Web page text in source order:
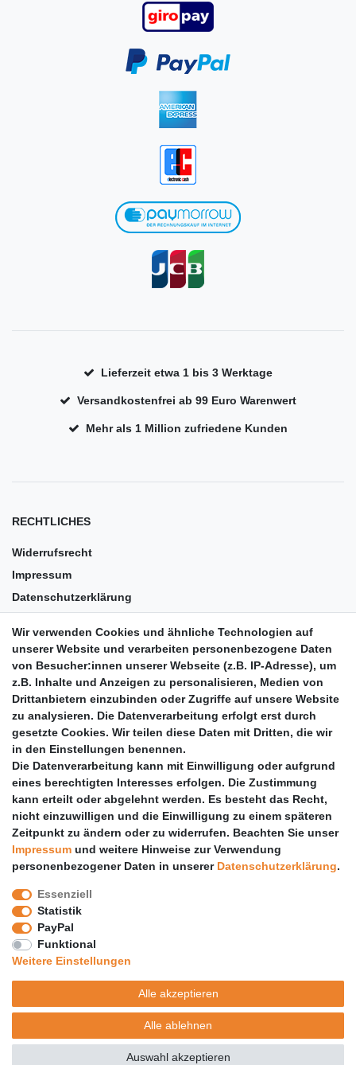
Lieferzeit etwa 1 bis 3 Werktage
Versandkostenfrei ab 99 Euro Warenwert
Mehr als 1 Million zufriedene Kunden
RECHTLICHES
Widerrufsrecht
Impressum
Datenschutzerklärung
Barrierefreiheit
Anleitungen
Vertrag widerrufen
PARTNER
DHL
GLS
PaketPLUS
SPONSORING
Malchower SV 90
Malchower Wölfe
ZERTIFIKATE
Händlerbund
Trusted Shops
Wir verwenden Cookies und ähnliche Technologien auf
unserer Website und verarbeiten personenbezogene Daten
von Besucher:innen unserer Webseite (z.B. IP-Adresse), um
z.B. Inhalte und Anzeigen zu personalisieren, Medien von
Drittanbietern einzubinden oder Zugriffe auf unsere Website
zu analysieren. Die Datenverarbeitung erfolgt erst durch
gesetzte Cookies. Wir teilen diese Daten mit Dritten, die wir
in den Einstellungen benennen.
Die Datenverarbeitung kann mit Einwilligung oder aufgrund
eines berechtigten Interesses erfolgen. Die Zustimmung
kann erteilt oder abgelehnt werden. Es besteht das Recht,
nicht einzuwilligen und die Einwilligung zu einem späteren
Zeitpunkt zu ändern oder zu widerrufen. Beachten Sie unser
Impressum und weitere Hinweise zur Verwendung
personenbezogener Daten in unserer Daten­schutz­erklärung.
Essenziell
Statistik
PayPal
Funktional
Weitere Einstellungen
Alle akzeptieren
Alle ablehnen
Auswahl akzeptieren